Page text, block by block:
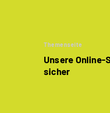
Themenseite
Unsere
sicher